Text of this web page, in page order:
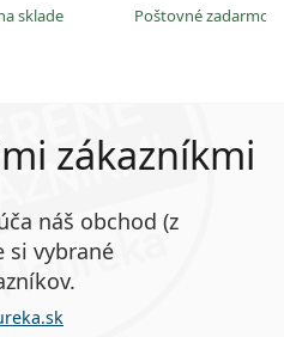
sklade Poštovné zadarmo
zákazníkmi
náš obchod (z
si vybrané